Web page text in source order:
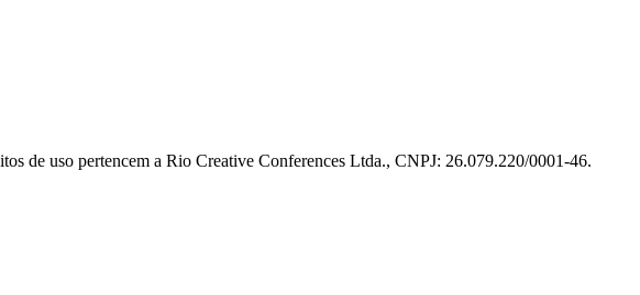
de uso pertencem a Rio Creative Conferences Ltda., CNPJ: 26.079.220/0001-46.